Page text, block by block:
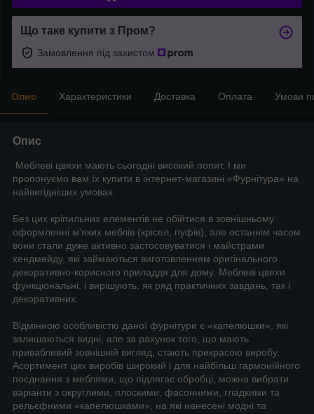
Що таке купити з Пром?
Замовлення під захистом
Опис Характеристики Доставка Оплата Умови
Опис
Меблеві цвяхи мають сьогодні високий попит. І ми
пропонуємо вам їх купити в інтернет-магазині «Фурнітура» на
найвигідніших умовах.
Без цих кріпильних елементів не обійтися в зовнішньому
оформленні м'яких меблів (крісел, пуфів), але останнім часом
вони стали дуже активно застосовуватися і майстрами
хендмейду, які займаються виготовленням оригінального
декоративно-корисного приладдя для дому. Меблеві цвяхи
функціональні, і вирішують, як ряд практичних завдань, так і
декоративних.
Відмінною особливістю даної фурнітури є «капелюшки», які
залишаються видні, але за рахунок того, що мають
привабливий зовнішній вигляд, стають прикрасою виробу.
Асортимент цих виробів широкий і для найбільш гармонійного
поєднання з меблями, що підлягає обробці, можна вибрати
варіанти з округлими, плоскими, фасонними, гладкими та
рельєфними «капелюшками», на які нанесені модні та